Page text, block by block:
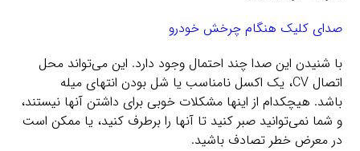
صدای کلیک هنگام چرخش خودرو
با شنیدن این صدا چند احتمال وجود دارد. این می‌تواند محل
اتصال CV، یک اکسل نامناسب یا شل بودن انتهای میله
باشد. هیچکدام از اینها مشکلات خوبی برای داشتن آنها نیستند،
و شما نمی‌توانید صبر کنید تا آنها را برطرف کنید، یا ممکن است
در معرض خطر تصادف باشید.